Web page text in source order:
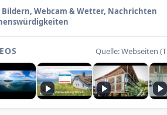
Webcam & Wetter, Nachrichten
Quelle: Webseiten